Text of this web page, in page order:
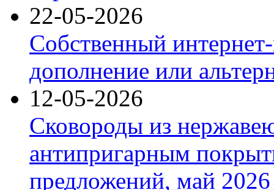
22-05-2026
Собственный
дополнение или
12-05-2026
Сковороды из
антипригарным
предложений, май 2026